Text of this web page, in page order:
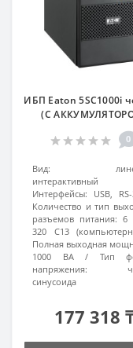
ИБП Eaton 5SC1000i
(С
0
Вид:
интерактивный
Интерфейсы:
USB,
Количество и тип
разъемов питания: 6
320 C13
Полная выходная
1000 ВА
Тип
напряжения:
синусоида
177 318